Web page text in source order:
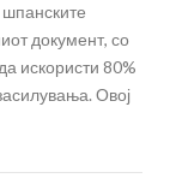
документ, со
искористи 80%
Овој